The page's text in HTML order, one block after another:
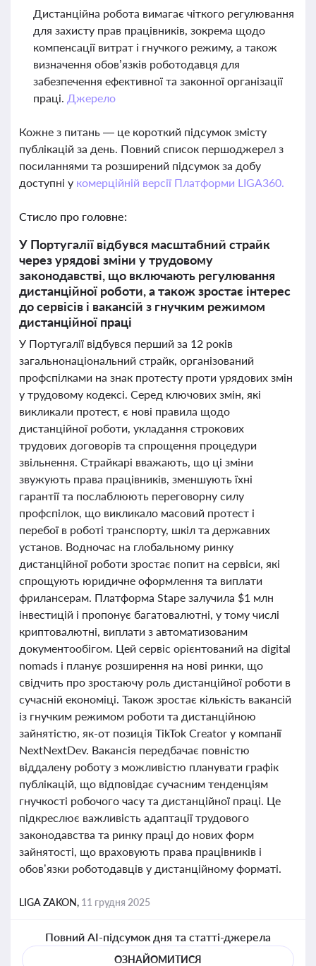
Дистанційна робота вимагає чіткого регулювання
для захисту прав працівників, зокрема щодо
компенсації витрат і гнучкого режиму, а також
визначення обов’язків роботодавця для
забезпечення ефективної та законної організації
праці. Джерело
Кожне з питань — це короткий підсумок змісту
публікацій за день. Повний список першоджерел з
посиланнями та розширений підсумок за добу
доступні у комерційній версії Платформи LIGA360.
Стисло про головне:
У Португалії відбувся масштабний страйк
через урядові зміни у трудовому
законодавстві, що включають регулювання
дистанційної роботи, а також зростає інтерес
до сервісів і вакансій з гнучким режимом
дистанційної праці
У Португалії відбувся перший за 12 років
загальнонаціональний страйк, організований
профспілками на знак протесту проти урядових змін
у трудовому кодексі. Серед ключових змін, які
викликали протест, є нові правила щодо
дистанційної роботи, укладання строкових
трудових договорів та спрощення процедури
звільнення. Страйкарі вважають, що ці зміни
звужують права працівників, зменшують їхні
гарантії та послаблюють переговорну силу
профспілок, що викликало масовий протест і
перебої в роботі транспорту, шкіл та державних
установ. Водночас на глобальному ринку
дистанційної роботи зростає попит на сервіси, які
спрощують юридичне оформлення та виплати
фрилансерам. Платформа Stape залучила $1 млн
інвестицій і пропонує багатовалютні, у тому числі
криптовалютні, виплати з автоматизованим
документообігом. Цей сервіс орієнтований на digital
nomads і планує розширення на нові ринки, що
свідчить про зростаючу роль дистанційної роботи в
сучасній економіці. Також зростає кількість вакансій
із гнучким режимом роботи та дистанційною
зайнятістю, як-от позиція TikTok Creator у компанії
NextNextDev. Вакансія передбачає повністю
віддалену роботу з можливістю планувати графік
публікацій, що відповідає сучасним тенденціям
гнучкості робочого часу та дистанційної праці. Це
підкреслює важливість адаптації трудового
законодавства та ринку праці до нових форм
зайнятості, що враховують права працівників і
обов’язки роботодавців у дистанційному форматі.
LIGA ZAKON, 11 грудня 2025
Повний AI-підсумок дня та статті-джерела
ОЗНАЙОМИТИСЯ